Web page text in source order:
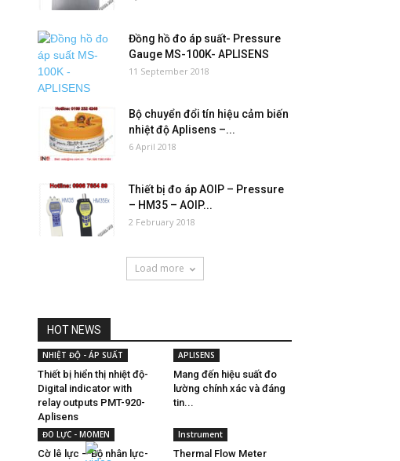
Đồng hồ đo áp suất- Pressure
Gauge MS-100K- APLISENS
11 September 2018
Bộ chuyển đổi tín hiệu cảm biến
nhiệt độ Aplisens –...
6 April 2018
Thiết bị đo áp AOIP – Pressure
– HM35 – AOIP...
2 February 2018
Load more
HOT NEWS
NHIỆT ĐỘ - ÁP SUẤT
Thiết bị hiển thị nhiệt độ-
Digital indicator with
relay outputs PMT-920-
Aplisens
APLISENS
Mang đến hiệu suất đo
lường chính xác và đáng
tin...
ĐO LỰC - MOMEN
Cờ lê lực – Bộ nhân lực-
Instrument
Thermal Flow Meter